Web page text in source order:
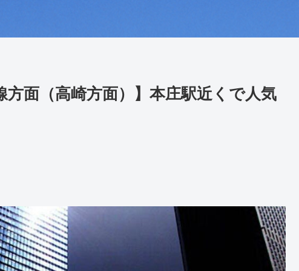
方面（高崎方面）】本庄駅近くで人気